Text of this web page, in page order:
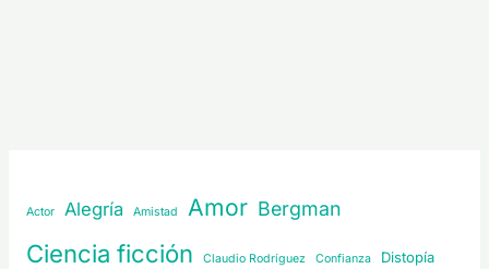
Actor Alegría Amistad Amor Bergman
Ciencia ficción Claudio Rodríguez Confianza Distopía